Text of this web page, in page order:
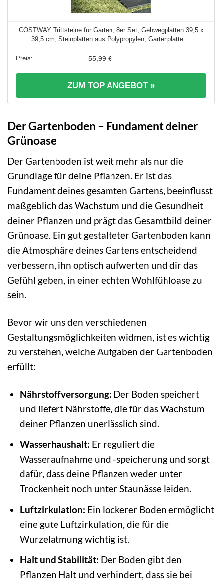
COSTWAY Trittsteine für Garten, 8er Set, Gehwegplatten 39,5 x
39,5 cm, Steinplatten aus Polypropylen, Gartenplatte ...
55,99 €
ZUM TOP ANGEBOT »
Der Gartenboden – Fundament deiner
Grünoase
Der Gartenboden ist weit mehr als nur die
Grundlage für deine Pflanzen. Er ist das
Fundament deines gesamten Gartens, beeinflusst
maßgeblich das Wachstum und die Gesundheit
deiner Pflanzen und prägt das Gesamtbild deiner
Grünoase. Ein gut gestalteter Gartenboden kann
die Atmosphäre deines Gartens entscheidend
verbessern, ihn optisch aufwerten und dir das
Gefühl geben, in einer echten Wohlfühloase zu
sein.
Bevor wir uns den verschiedenen
Gestaltungsmöglichkeiten widmen, ist es wichtig
zu verstehen, welche Aufgaben der Gartenboden
erfüllt:
Nährstoffversorgung: Der Boden speichert
und liefert Nährstoffe, die für das Wachstum
deiner Pflanzen unerlässlich sind.
Wasserhaushalt: Er reguliert die
Wasseraufnahme und -speicherung und sorgt
dafür, dass deine Pflanzen weder unter
Trockenheit noch unter Staunässe leiden.
Luftzirkulation: Ein lockerer Boden ermöglicht
eine gute Luftzirkulation, die für die
Wurzelatmung wichtig ist.
Halt und Stabilität: Der Boden gibt den
Pflanzen Halt und verhindert, dass sie bei